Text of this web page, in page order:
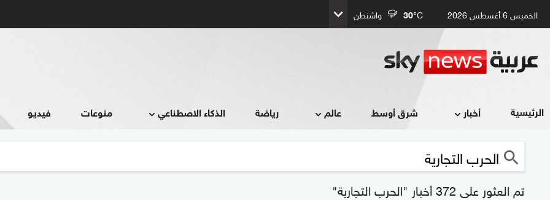
الخميس 6 أغسطس 2026 30°C واشنطن
الرئيسية أخبار شرق أوسط عالم رياضة الذكاء الاصطناعي منوعات فيديو
تم العثور على 372 أخبار "الحرب التجارية"